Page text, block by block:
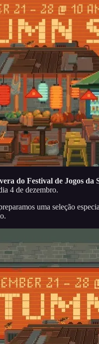
do Festival de Jogos da
4 de dezembro.
uma seleção